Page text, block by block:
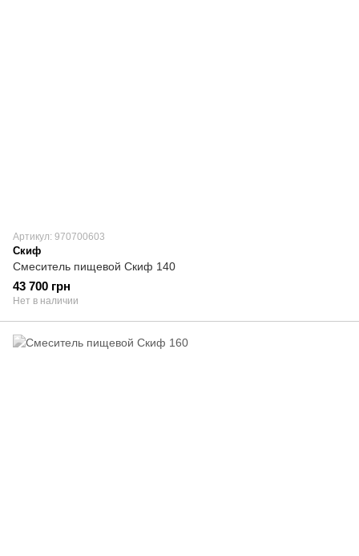
Артикул: 970700603
Скиф
Смеситель пищевой Скиф 140
43 700 грн
Нет в наличии